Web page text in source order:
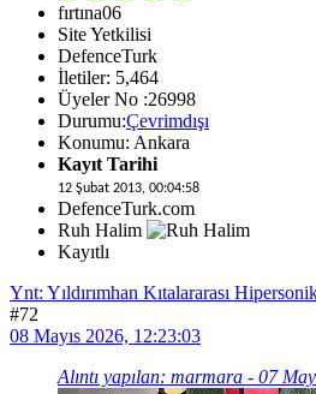
fırtına06
Site Yetkilisi
DefenceTurk
İletiler: 5,464
Üyeler No :26998
Durumu:Çevrimdışı
Konumu: Ankara
Kayıt Tarihi
12 Şubat 2013, 00:04:58
DefenceTurk.com
Ruh Halim
Kayıtlı
Ynt: Yıldırımhan Kıtalararası
#72
08 Mayıs 2026, 12:23:03
Alıntı yapılan: marmara - 07